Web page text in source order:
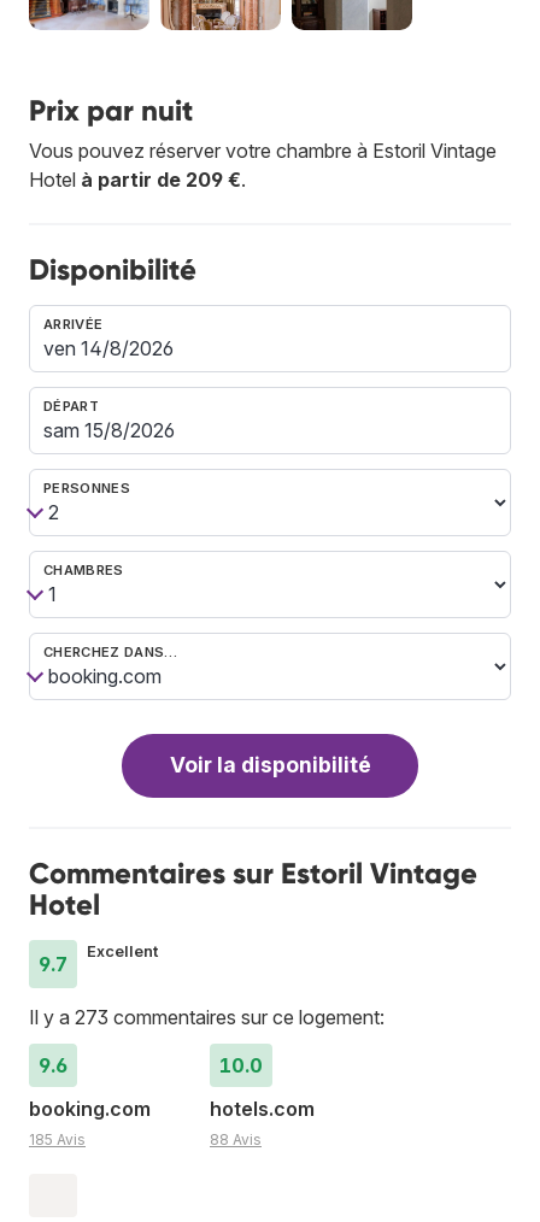
Prix par nuit
Vous pouvez réserver votre chambre à Estoril Vintage
Hotel à partir de 209 €.
Disponibilité
ARRIVÉE
DÉPART
PERSONNES
CHAMBRES
CHERCHEZ DANS…
Voir la disponibilité
Commentaires sur Estoril Vintage
Hotel
9.7
Excellent
Il y a 273 commentaires sur ce logement:
9.6
booking.com
185 Avis
10.0
hotels.com
88 Avis